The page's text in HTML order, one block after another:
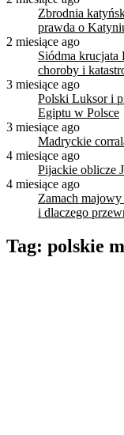
Zbrodnia
prawda o
2 miesiące ago
Siódma krucjata
choroby i
3 miesiące ago
Polski Luksor i
Egiptu w Polsce
3 miesiące ago
Madryckie
4 miesiące ago
Pijackie oblicze
4 miesiące ago
Zamach majowy
i dlaczego
Tag: polskie